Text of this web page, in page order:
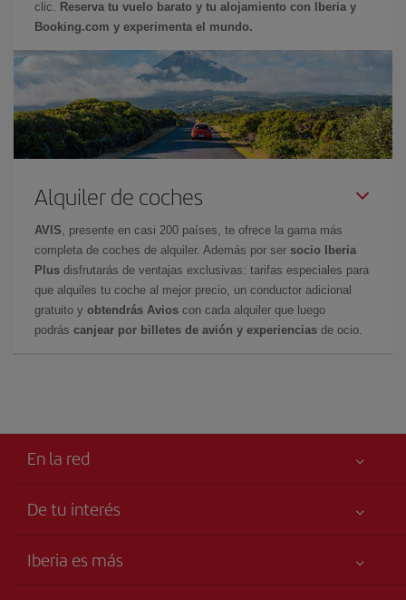
clic. Reserva tu vuelo barato y tu alojamiento con Iberia y
Booking.com y experimenta el mundo.
Alquiler de coches
AVIS, presente en casi 200 países, te ofrece la gama más
completa de coches de alquiler. Además por ser socio Iberia
Plus disfrutarás de ventajas exclusivas: tarifas especiales para
que alquiles tu coche al mejor precio, un conductor adicional
gratuito y obtendrás Avios con cada alquiler que luego
podrás canjear por billetes de avión y experiencias de ocio.
En la red
De tu interés
Accesibilidad
Iberia es más